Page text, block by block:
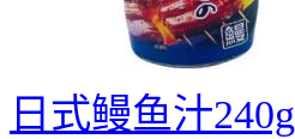
日式鳗鱼汁240g